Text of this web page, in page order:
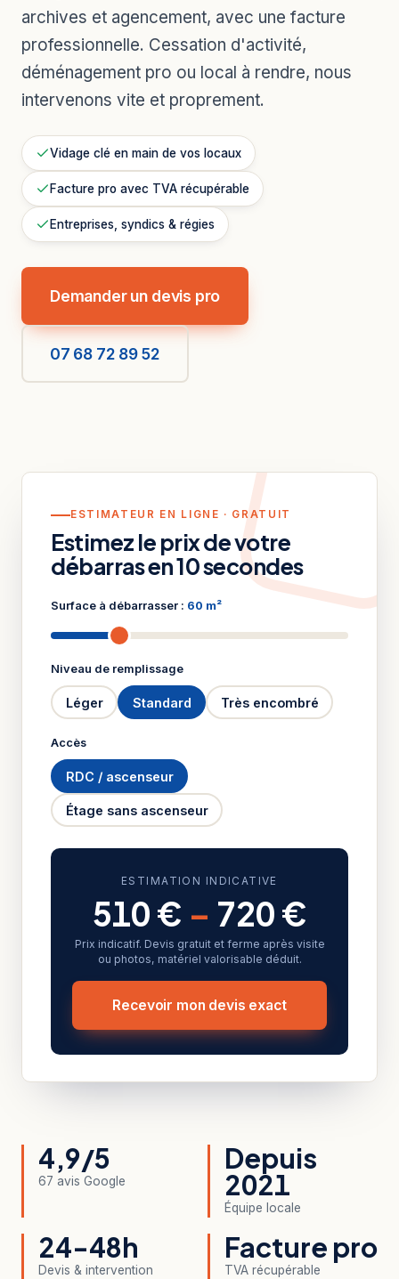
archives et agencement, avec une facture
professionnelle. Cessation d'activité,
déménagement pro ou local à rendre, nous
intervenons vite et proprement.
Vidage clé en main de vos locaux
Facture pro avec TVA récupérable
Entreprises, syndics & régies
Demander un devis pro
07 68 72 89 52
ESTIMATEUR EN LIGNE · GRATUIT
Estimez le prix de votre
débarras en 10 secondes
Surface à débarrasser : 60 m²
Niveau de remplissage
Léger Standard Très encombré
Accès
RDC / ascenseur
Étage sans ascenseur
ESTIMATION INDICATIVE
510 € – 720 €
Prix indicatif. Devis gratuit et ferme après visite
ou photos, matériel valorisable déduit.
Recevoir mon devis exact
4,9/5
67 avis Google
Depuis
2021
Équipe locale
24-48h
Devis & intervention
Facture pro
TVA récupérable